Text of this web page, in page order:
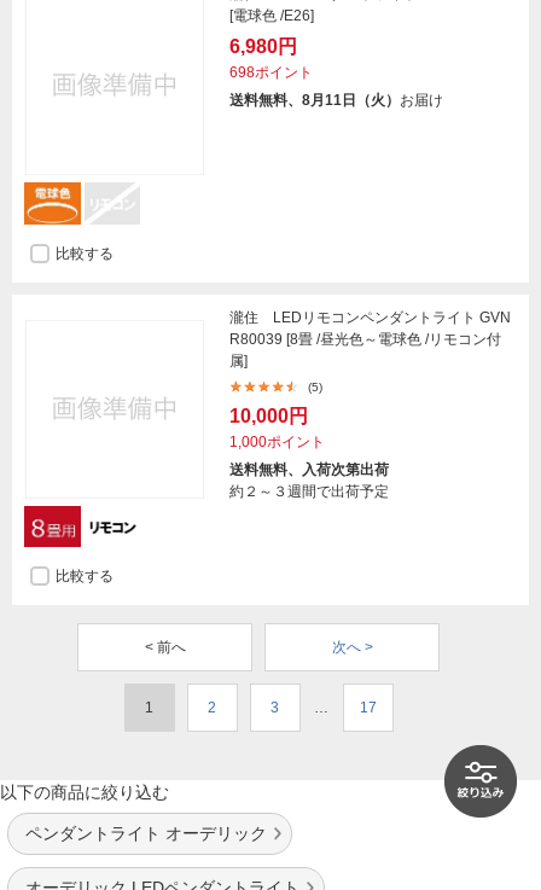
[電球色 /E26]
6,980円
698ポイント
送料無料、8月11日（火） お届け
比較する
瀧住 LEDリモコンペンダントライト GVN
R80039 [8畳 /昼光色～電球色 /リモコン付
属]
(5)
10,000円
1,000ポイント
送料無料、入荷次第出荷
約２～３週間で出荷予定
比較する
< 前へ 次へ >
1 2 3 … 17
以下の商品に絞り込む
ペンダントライト オーデリック